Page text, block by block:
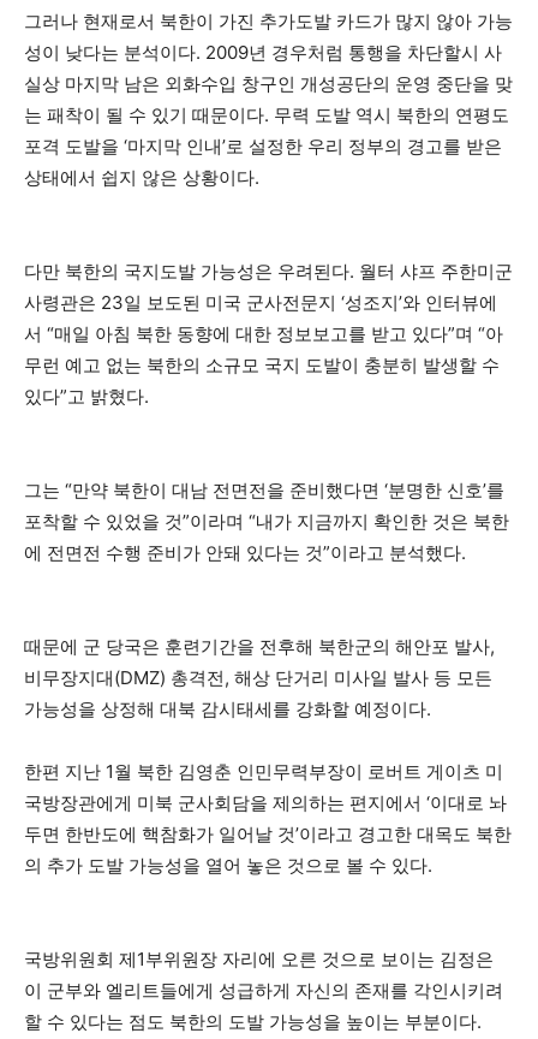
그러나 현재로서 북한이 가진 추가도발 카드가 많지 않아 가능
성이 낮다는 분석이다. 2009년 경우처럼 통행을 차단할시 사
실상 마지막 남은 외화수입 창구인 개성공단의 운영 중단을 맞
는 패착이 될 수 있기 때문이다. 무력 도발 역시 북한의 연평도
포격 도발을 ‘마지막 인내’로 설정한 우리 정부의 경고를 받은
상태에서 쉽지 않은 상황이다.
다만 북한의 국지도발 가능성은 우려된다. 월터 샤프 주한미군
사령관은 23일 보도된 미국 군사전문지 ‘성조지’와 인터뷰에
서 “매일 아침 북한 동향에 대한 정보보고를 받고 있다”며 “아
무런 예고 없는 북한의 소규모 국지 도발이 충분히 발생할 수
있다”고 밝혔다.
그는 “만약 북한이 대남 전면전을 준비했다면 ‘분명한 신호’를
포착할 수 있었을 것”이라며 “내가 지금까지 확인한 것은 북한
에 전면전 수행 준비가 안돼 있다는 것”이라고 분석했다.
때문에 군 당국은 훈련기간을 전후해 북한군의 해안포 발사,
비무장지대(DMZ) 총격전, 해상 단거리 미사일 발사 등 모든
가능성을 상정해 대북 감시태세를 강화할 예정이다.
한편 지난 1월 북한 김영춘 인민무력부장이 로버트 게이츠 미
국방장관에게 미북 군사회담을 제의하는 편지에서 ‘이대로 놔
두면 한반도에 핵참화가 일어날 것’이라고 경고한 대목도 북한
의 추가 도발 가능성을 열어 놓은 것으로 볼 수 있다.
국방위원회 제1부위원장 자리에 오른 것으로 보이는 김정은
이 군부와 엘리트들에게 성급하게 자신의 존재를 각인시키려
할 수 있다는 점도 북한의 도발 가능성을 높이는 부분이다.